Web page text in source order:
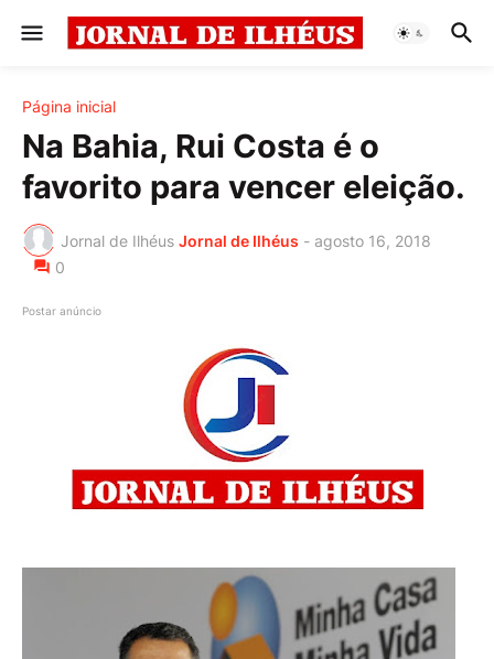
Página inicial
Na Bahia, Rui Costa é o
favorito para vencer eleição.
Jornal de Ilhéus Jornal de Ilhéus - agosto 16, 2018
0
Postar anúncio